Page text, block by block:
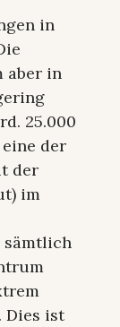
in
aber in
25.000
der
der
im
sämtlich
Dies ist